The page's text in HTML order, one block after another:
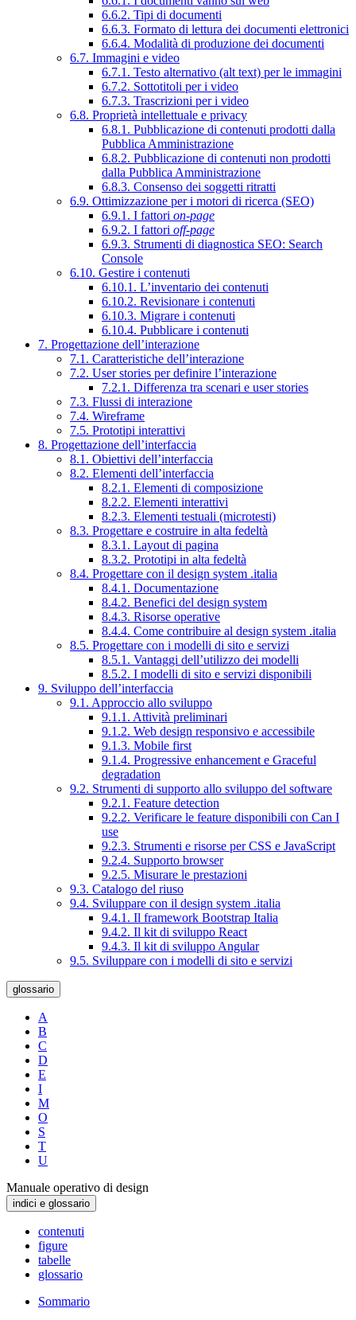
6.6.2. Tipi di documenti
6.6.3. Formato di lettura dei documenti elettronici
6.6.4. Modalità di produzione dei documenti
6.7. Immagini e video
6.7.1. Testo alternativo (alt text) per le immagini
6.7.2. Sottotitoli per i video
6.7.3. Trascrizioni per i video
6.8. Proprietà intellettuale e privacy
6.8.1. Pubblicazione di contenuti prodotti dalla
Pubblica Amministrazione
6.8.2. Pubblicazione di contenuti non prodotti
dalla Pubblica Amministrazione
6.8.3. Consenso dei soggetti ritratti
6.9. Ottimizzazione per i motori di ricerca (SEO)
6.9.1. I fattori on-page
6.9.2. I fattori off-page
6.9.3. Strumenti di diagnostica SEO: Search
Console
6.10. Gestire i contenuti
6.10.1. L’inventario dei contenuti
6.10.2. Revisionare i contenuti
6.10.3. Migrare i contenuti
6.10.4. Pubblicare i contenuti
7. Progettazione dell’interazione
7.1. Caratteristiche dell’interazione
7.2. User stories per definire l’interazione
7.2.1. Differenza tra scenari e user stories
7.3. Flussi di interazione
7.4. Wireframe
7.5. Prototipi interattivi
8. Progettazione dell’interfaccia
8.1. Obiettivi dell’interfaccia
8.2. Elementi dell’interfaccia
8.2.1. Elementi di composizione
8.2.2. Elementi interattivi
8.2.3. Elementi testuali (microtesti)
8.3. Progettare e costruire in alta fedeltà
8.3.1. Layout di pagina
8.3.2. Prototipi in alta fedeltà
8.4. Progettare con il design system .italia
8.4.1. Documentazione
8.4.2. Benefici del design system
8.4.3. Risorse operative
8.4.4. Come contribuire al design system .italia
8.5. Progettare con i modelli di sito e servizi
8.5.1. Vantaggi dell’utilizzo dei modelli
8.5.2. I modelli di sito e servizi disponibili
9. Sviluppo dell’interfaccia
9.1. Approccio allo sviluppo
9.1.1. Attività preliminari
9.1.2. Web design responsivo e accessibile
9.1.3. Mobile first
9.1.4. Progressive enhancement e Graceful
degradation
9.2. Strumenti di supporto allo sviluppo del software
9.2.1. Feature detection
9.2.2. Verificare le feature disponibili con Can I
use
9.2.3. Strumenti e risorse per CSS e JavaScript
9.2.4. Supporto browser
9.2.5. Misurare le prestazioni
9.3. Catalogo del riuso
9.4. Sviluppare con il design system .italia
9.4.1. Il framework Bootstrap Italia
9.4.2. Il kit di sviluppo React
9.4.3. Il kit di sviluppo Angular
9.5. Sviluppare con i modelli di sito e servizi
glossario
A
B
C
D
E
I
M
O
S
T
U
Manuale operativo di design
indici e glossario
contenuti
figure
tabelle
glossario
Sommario